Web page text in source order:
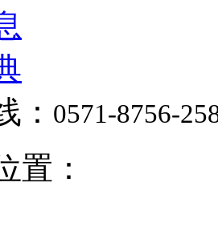
： 0571-8756-
置：